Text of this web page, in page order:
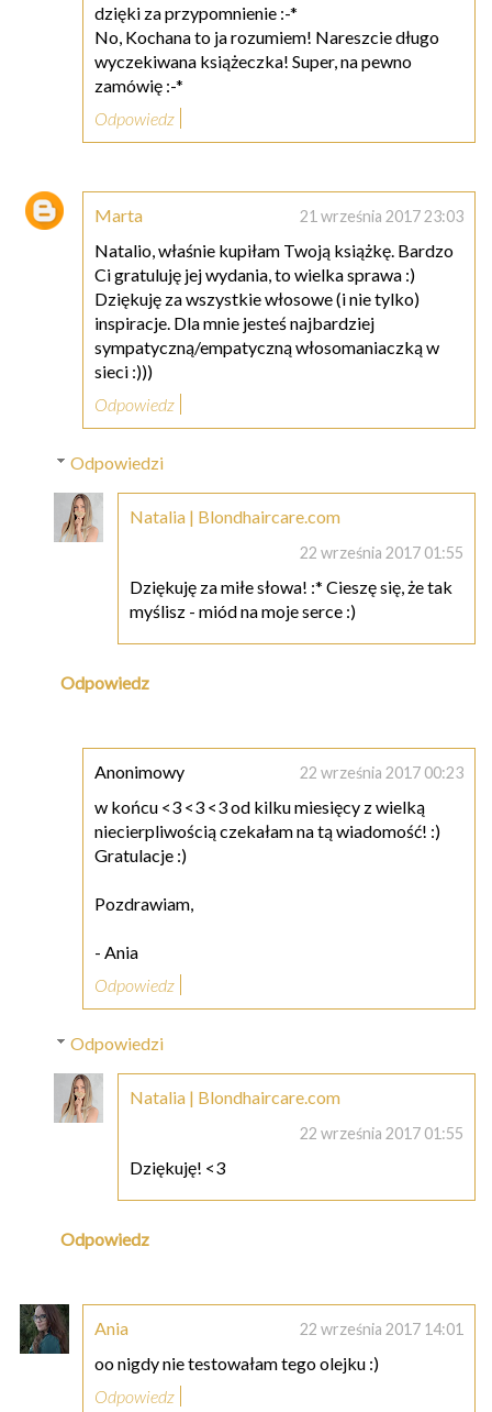
dzięki za przypomnienie :-*
No, Kochana to ja rozumiem! Nareszcie długo
wyczekiwana książeczka! Super, na pewno
zamówię :-*
Odpowiedz
Marta 21 września 2017 23:03
Natalio, właśnie kupiłam Twoją książkę. Bardzo
Ci gratuluję jej wydania, to wielka sprawa :)
Dziękuję za wszystkie włosowe (i nie tylko)
inspiracje. Dla mnie jesteś najbardziej
sympatyczną/empatyczną włosomaniaczką w
sieci :)))
Odpowiedz
Odpowiedzi
Natalia | Blondhaircare.com
22 września 2017 01:55
Dziękuję za miłe słowa! :* Cieszę się, że tak
myślisz - miód na moje serce :)
Odpowiedz
Anonimowy 22 września 2017 00:23
w końcu <3 <3 <3 od kilku miesięcy z wielką
niecierpliwością czekałam na tą wiadomość! :)
Gratulacje :)
Pozdrawiam,
- Ania
Odpowiedz
Odpowiedzi
Natalia | Blondhaircare.com
22 września 2017 01:55
Dziękuję! <3
Odpowiedz
Ania 22 września 2017 14:01
oo nigdy nie testowałam tego olejku :)
Odpowiedz